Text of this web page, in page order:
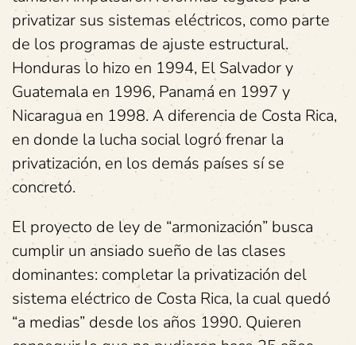
privatizar sus sistemas eléctricos, como parte
de los programas de ajuste estructural.
Honduras lo hizo en 1994, El Salvador y
Guatemala en 1996, Panamá en 1997 y
Nicaragua en 1998. A diferencia de Costa Rica,
en donde la lucha social logró frenar la
privatización, en los demás países sí se
concretó.
El proyecto de ley de “armonización” busca
cumplir un ansiado sueño de las clases
dominantes: completar la privatización del
sistema eléctrico de Costa Rica, la cual quedó
“a medias” desde los años 1990. Quieren